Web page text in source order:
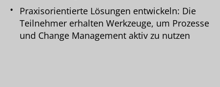
Praxisorientierte Lösungen entwickeln: Die
Teilnehmer erhalten Werkzeuge, um Prozesse
und Change Management aktiv zu nutzen